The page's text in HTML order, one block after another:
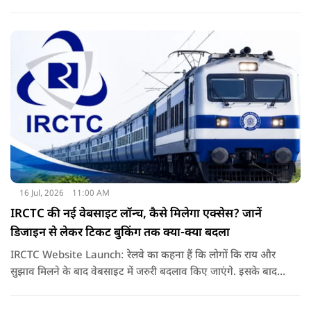
16 Jul, 2026 11:00 AM
IRCTC की नई वेबसाइट लॉन्च, कैसे मिलेगा एक्सेस? जानें
डिजाइन से लेकर टिकट बुकिंग तक क्या-क्या बदला
IRCTC Website Launch: रेलवे का कहना हैं कि लोगों कि राय और
सुझाव मिलने के बाद वेबसाइट में जरुरी बदलाव किए जाएंगे. इसके बाद